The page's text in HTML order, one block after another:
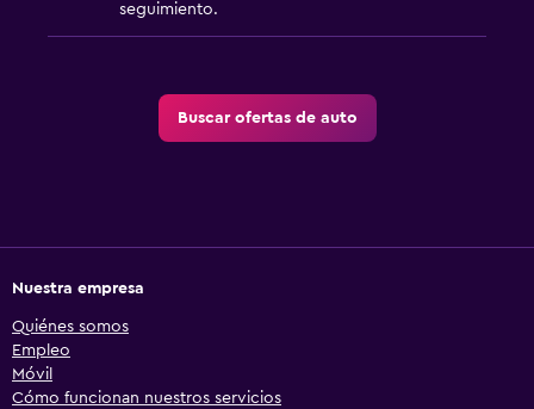
seguimiento.
Buscar ofertas de auto
Nuestra empresa
Quiénes somos
Empleo
Móvil
Cómo funcionan nuestros servicios